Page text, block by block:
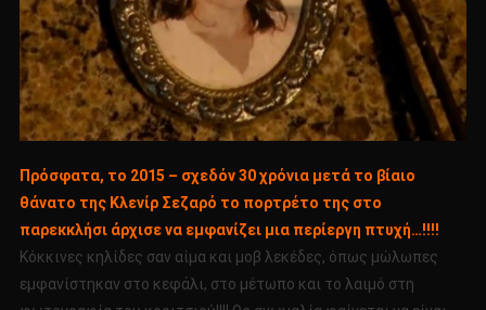
Πρόσφατα, το 2015 – σχεδόν 30 χρόνια μετά το βίαιο
θάνατο της Κλενίρ Σεζαρό το πορτρέτο της στο
παρεκκλήσι άρχισε να εμφανίζει μια περίεργη πτυχή…!!!!
Κόκκινες κηλίδες σαν αίμα και μοβ λεκέδες, όπως μώλωπες
εμφανίστηκαν στο κεφάλι, στο μέτωπο και το λαιμό στη